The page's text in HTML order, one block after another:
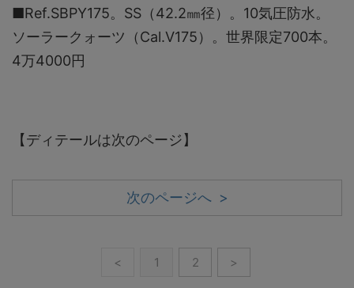
■Ref.SBPY175。SS（42.2㎜径）。10気圧防水。
ソーラークォーツ（Cal.V175）。世界限定700本。
4万4000円
【ディテールは次のページ】
次のページへ >
< 1 2 >